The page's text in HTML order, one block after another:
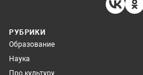
РУБРИКИ
Образование
Наука
Про культуру